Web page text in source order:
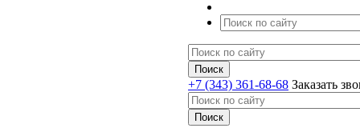
+7 (343) 361-68-68 Заказать